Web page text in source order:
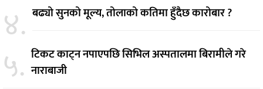
४. बढ्यो सुनको मूल्य, तोलाको कतिमा हुँदैछ कारोबार ?
५. टिकट काट्न नपाएपछि सिभिल अस्पतालमा बिरामीले गरे
नाराबाजी